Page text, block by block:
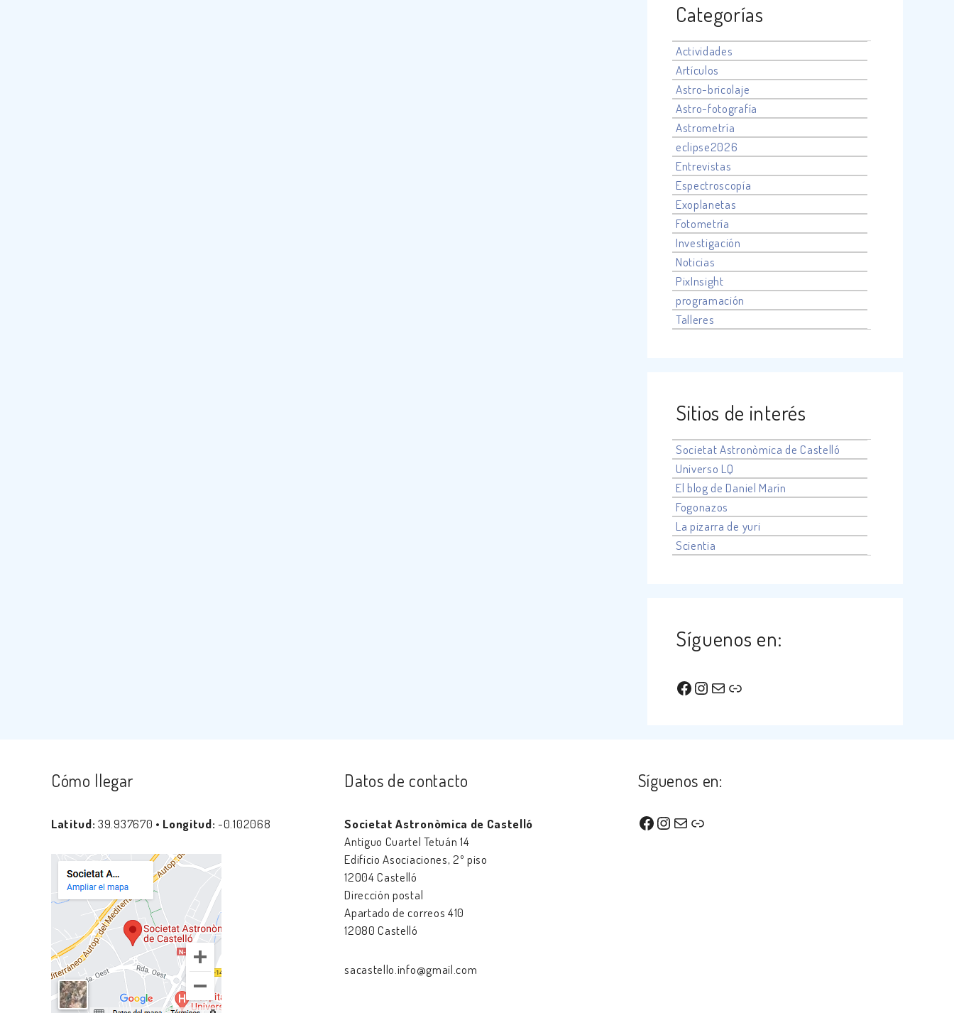
Categorías
Actividades
Artículos
Astro-bricolaje
Astro-fotografía
Astrometría
eclipse2026
Entrevistas
Espectroscopía
Exoplanetas
Fotometría
Investigación
Noticias
PixInsight
programación
Talleres
Sitios de interés
Societat Astronòmica de Castelló
Universo LQ
El blog de Daniel Marín
Fogonazos
La pizarra de yuri
Scientia
Síguenos en:
Facebook
Instagram
Correo electrónico
Enlace
Cómo llegar
Latitud: 39.937670 • Longitud: -0.102068
Datos de contacto
Societat Astronòmica de Castelló
Antiguo Cuartel Tetuán 14
Edificio Asociaciones, 2º piso
12004 Castelló
Dirección postal
Apartado de correos 410
12080 Castelló
sacastello.info@gmail.com
Síguenos en:
Facebook
Instagram
Correo electrónico
Enlace